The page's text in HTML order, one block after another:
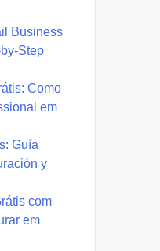
Business
Step
Como
em
Guía
y
com
em